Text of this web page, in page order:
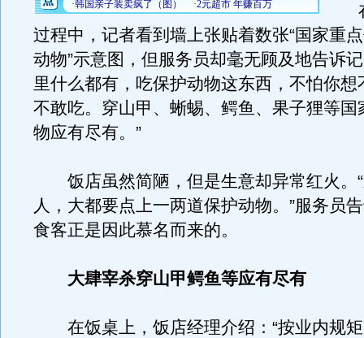
在
过程中，记者看到墙上张贴着数张“国家重
动物”示意图，但服务员却毫无顾及地告诉
里什么都有，吃保护动物这东西，不怕你想
不敢吃。穿山甲、蜥蜴、鳄鱼、果子狸等国
物应有尽有。”
饭店虽然简陋，但是生意却异常红火。“
人，大都要点上一两道保护动物。”服务员
食客正是因此慕名而来的。
大肆宰杀穿山甲鳄鱼等应有尽有
在饭桌上，饭店经理介绍：“按业内规